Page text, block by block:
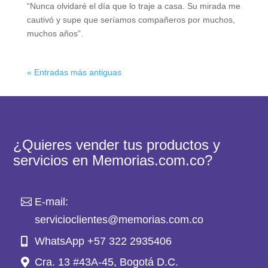
“Nunca olvidaré el día que lo traje a casa. Su mirada me
cautivó y supe que seríamos compañeros por muchos,
muchos años”.
« Entradas más antiguas
¿Quieres vender tus productos y
servicios en Memorias.com.co?
E-mail:
servicioclientes@memorias.com.co
WhatsApp +57 322 2935406
Cra. 13 #43A-45, Bogotá D.C.